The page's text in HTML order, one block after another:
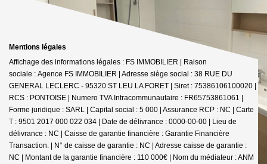
Mentions légales
Affichage des informations légales : FS IMMOBILIER | Raison
sociale : Agence FS IMMOBILIER | Adresse siège social : 38 RUE DU
GENERAL LECLERC - 95320 ST LEU LA FORET | Siret : 75386106100020 |
RCS : PONTOISE | Numero TVA Intracommunautaire : FR65753861061 |
Forme juridique : SARL | Capital social : 5 000 | Assurance RCP : NC | Carte
T : 9501 2017 000 022 034 | Date de délivrance : 0000-00-00 | Lieu de
délivrance : NC | Caisse de garantie financière : Garantie Financière
Transaction. | N° de caisse de garantie : NC | Adresse caisse de garantie :
NC | Montant de la garantie financière : 110 000€ | Nom du médiateur : ANM